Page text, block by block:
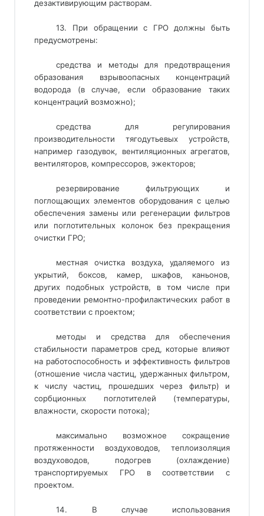
дезактивирующим растворам.
13. При обращении с ГРО должны быть
предусмотрены:
средства и методы для предотвращения
образования взрывоопасных концентраций
водорода (в случае, если образование таких
концентраций возможно);
средства для регулирования
производительности тягодутьевых устройств,
например газодувок, вентиляционных агрегатов,
вентиляторов, компрессоров, эжекторов;
резервирование фильтрующих и
поглощающих элементов оборудования с целью
обеспечения замены или регенерации фильтров
или поглотительных колонок без прекращения
очистки ГРО;
местная очистка воздуха, удаляемого из
укрытий, боксов, камер, шкафов, каньонов,
других подобных устройств, в том числе при
проведении ремонтно-профилактических работ в
соответствии с проектом;
методы и средства для обеспечения
стабильности параметров сред, которые влияют
на работоспособность и эффективность фильтров
(отношение числа частиц, удержанных фильтром,
к числу частиц, прошедших через фильтр) и
сорбционных поглотителей (температуры,
влажности, скорости потока);
максимально возможное сокращение
протяженности воздуховодов, теплоизоляция
воздуховодов, подогрев (охлаждение)
транспортируемых ГРО в соответствии с
проектом.
14. В случае использования